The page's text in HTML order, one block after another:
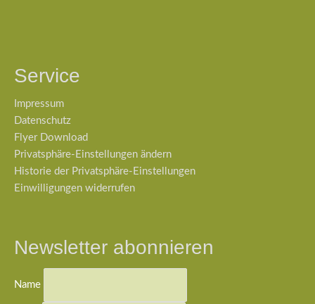
Service
Impressum
Datenschutz
Flyer Download
Privatsphäre-Einstellungen ändern
Historie der Privatsphäre-Einstellungen
Einwilligungen widerrufen
Newsletter abonnieren
Name